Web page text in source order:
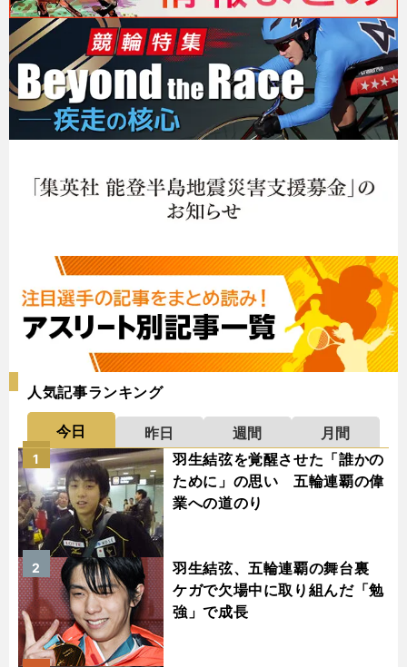
人気記事ランキング
今日 昨日 週間
月間
羽生結弦を覚醒させた「誰かの
ために」の思い 五輪連覇の偉
業への道のり
1
羽生結弦、五輪連覇の舞台裏
ケガで欠場中に取り組んだ「勉
強」で成長
2